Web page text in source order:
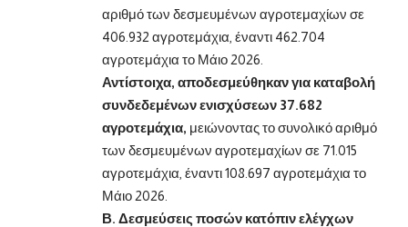
αριθμό των δεσμευμένων αγροτεμαχίων σε
406.932 αγροτεμάχια, έναντι 462.704
αγροτεμάχια το Μάιο 2026.
Αντίστοιχα, αποδεσμεύθηκαν για καταβολή
συνδεδεμένων ενισχύσεων 37.682
αγροτεμάχια, μειώνοντας το συνολικό αριθμό
των δεσμευμένων αγροτεμαχίων σε 71.015
αγροτεμάχια, έναντι 108.697 αγροτεμάχια το
Μάιο 2026.
Β. Δεσμεύσεις ποσών κατόπιν ελέγχων